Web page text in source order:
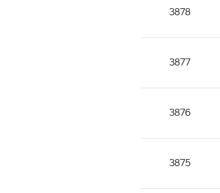
3878
3877
3876
3875